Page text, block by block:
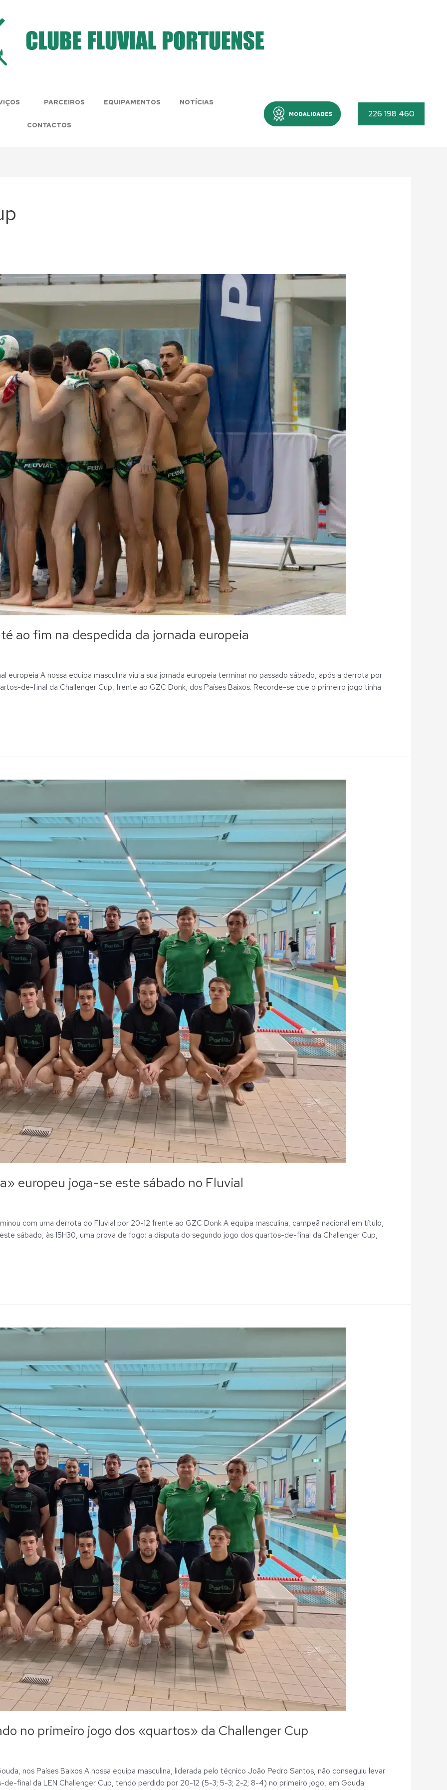
PARCEIROS EQUIPAMENTOS NOTÍCIAS
CONTACTOS
Menu 226 198 460
ao fim na despedida da jornada europeia
europeia A nossa equipa masculina viu a sua jornada europeia terminar no passado sábado, após a derrota por
de-final da Challenger Cup, frente ao GZC Donk, dos Países Baixos. Recorde-se que o primeiro jogo tinha
europeu joga-se este sábado no Fluvial
com uma derrota do Fluvial por 20-12 frente ao GZC Donk A equipa masculina, campeã nacional em título,
sábado, às 15H30, uma prova de fogo: a disputa do segundo jogo dos quartos-de-final da Challenger Cup,
no primeiro jogo dos «quartos» da Challenger Cup
nos Países Baixos A nossa equipa masculina, liderada pelo técnico João Pedro Santos, não conseguiu levar
de-final da LEN Challenger Cup, tendo perdido por 20-12 (5-3; 5-3; 2-2; 8-4) no primeiro jogo, em Gouda